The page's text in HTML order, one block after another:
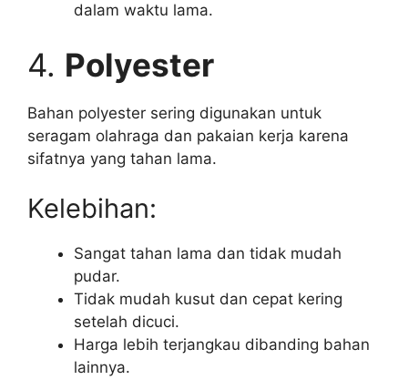
dalam waktu lama.
4. Polyester
Bahan polyester sering digunakan untuk
seragam olahraga dan pakaian kerja karena
sifatnya yang tahan lama.
Kelebihan:
Sangat tahan lama dan tidak mudah
pudar.
Tidak mudah kusut dan cepat kering
setelah dicuci.
Harga lebih terjangkau dibanding bahan
lainnya.